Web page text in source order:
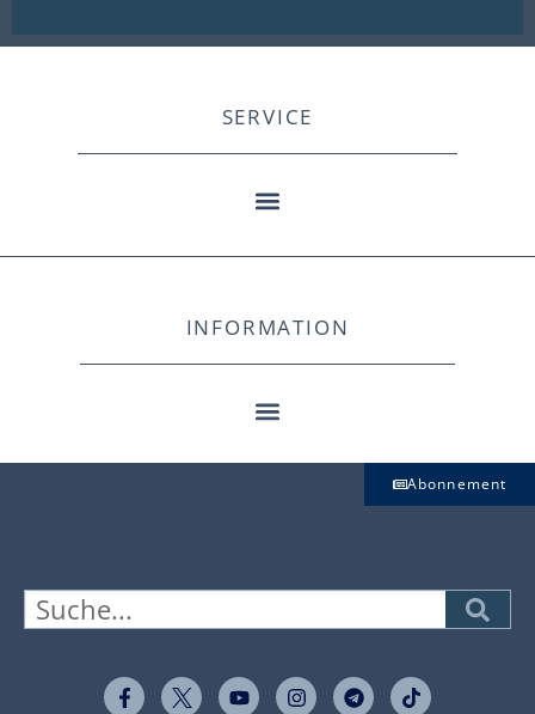
SERVICE
INFORMATION
Abonnement